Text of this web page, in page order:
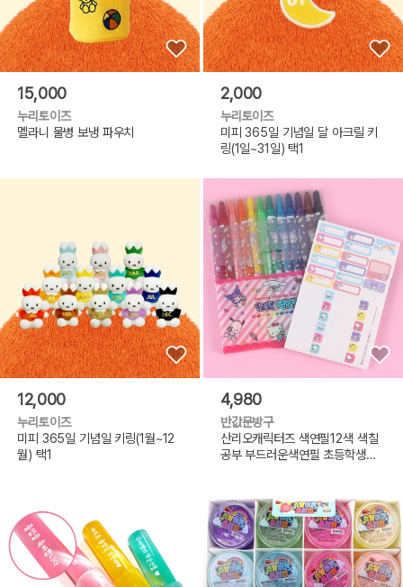
15,000
누리토이즈
멜라니 물병 보냉 파우치
2,000
누리토이즈
미피 365일 기념일 달 아크릴 키
링(1일~31일) 택1
12,000
누리토이즈
미피 365일 기념일 키링(1월~12
월) 택1
4,980
반값문방구
산리오캐릭터즈 색연필12색 색칠
공부 부드러운색연필 초등학생선